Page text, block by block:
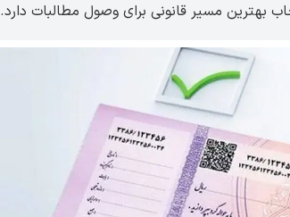
مسیر قانونی برای وصول مطالبات دارد.